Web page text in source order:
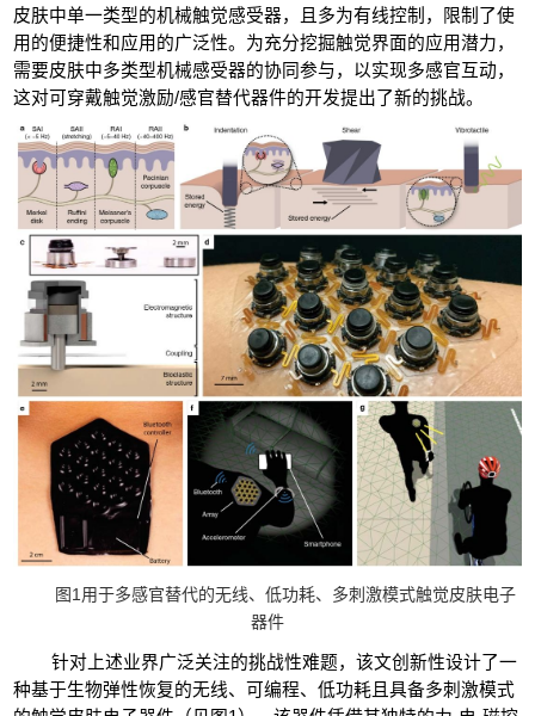
皮肤中单一类型的机械触觉感受器，且多为有线控制，限制了使
用的便捷性和应用的广泛性。为充分挖掘触觉界面的应用潜力，
需要皮肤中多类型机械感受器的协同参与，以实现多感官互动，
这对可穿戴触觉激励/感官替代器件的开发提出了新的挑战。
图 1 用于多感官替代的无线、低功耗、多刺激模式触觉皮肤电子
器件
针对上述业界广泛关注的挑战性难题，该文创新性设计了一
种基于生物弹性恢复的无线、可编程、低功耗且具备多刺激模式